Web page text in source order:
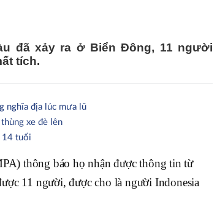
đã xảy ra ở Biển Đông, 11 người
tích.
nghĩa địa lúc mưa lũ
xe đè lên
14 tuổi
thông báo họ nhận được thông tin từ
11 người, được cho là người Indonesia